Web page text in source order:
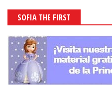
SOFIA THE FIRST